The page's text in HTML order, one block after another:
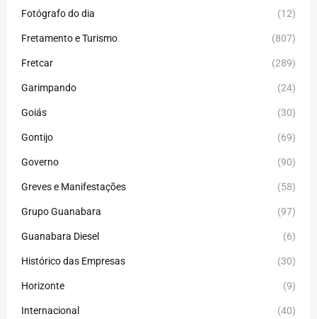
Fotógrafo do dia (12)
Fretamento e Turismo (807)
Fretcar (289)
Garimpando (24)
Goiás (30)
Gontijo (69)
Governo (90)
Greves e Manifestações (58)
Grupo Guanabara (97)
Guanabara Diesel (6)
Histórico das Empresas (30)
Horizonte (9)
Internacional (40)